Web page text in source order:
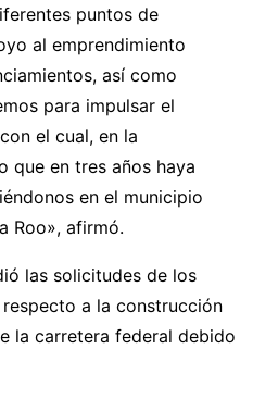
puntos de
al emprendimiento
así como
para impulsar el
el cual, en la
que en tres años haya
en el municipio
Roo», afirmó.
las solicitudes de los
a la construcción
la carretera federal debido